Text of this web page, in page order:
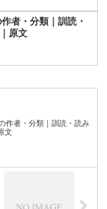
者・分類｜訓読・
原文
作者・分類｜訓読・読み
文